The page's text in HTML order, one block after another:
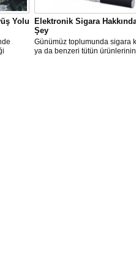
Yolu
Elektronik Sigara
Şey
Günümüz toplumunda sigara
ya da benzeri tütün ürünlerinin